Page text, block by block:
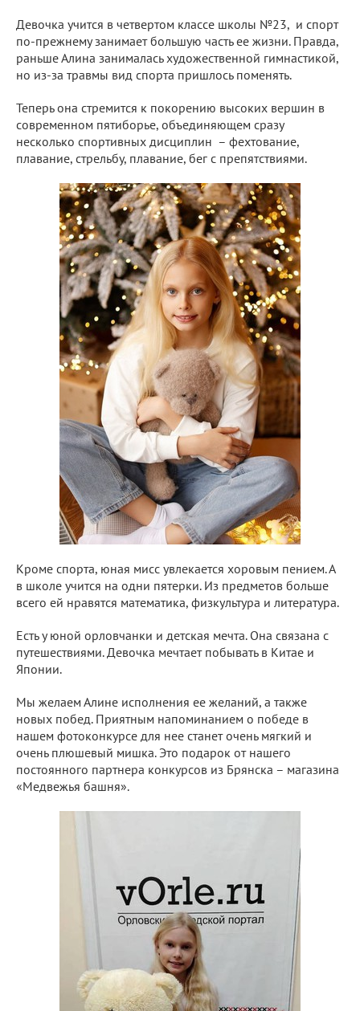
Девочка учится в четвертом классе школы №23, и спорт
по-прежнему занимает большую часть ее жизни. Правда,
раньше Алина занималась художественной гимнастикой,
но из-за травмы вид спорта пришлось поменять.
Теперь она стремится к покорению высоких вершин в
современном пятиборье, объединяющем сразу
несколько спортивных дисциплин – фехтование,
плавание, стрельбу, плавание, бег с препятствиями.
Кроме спорта, юная мисс увлекается хоровым пением. А
в школе учится на одни пятерки. Из предметов больше
всего ей нравятся математика, физкультура и литература.
Есть у юной орловчанки и детская мечта. Она связана с
путешествиями. Девочка мечтает побывать в Китае и
Японии.
Мы желаем Алине исполнения ее желаний, а также
новых побед. Приятным напоминанием о победе в
нашем фотоконкурсе для нее станет очень мягкий и
очень плюшевый мишка. Это подарок от нашего
постоянного партнера конкурсов из Брянска – магазина
«Медвежья башня».